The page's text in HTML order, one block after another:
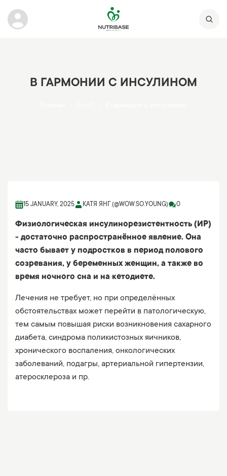
В ГАРМОНИИ С ИНСУЛИНОМ
15 JANUARY, 2025 КАТЯ ЯНГ (@WOW.SO.YOUNG) 0
Физиологическая инсулинорезистентность (ИР)
- достаточно распространённое явление. Она
часто бывает у подростков в период полового
созревания, у беременных женщин, а также во
время ночного сна и на кетодиете.
Лечения не требует, но при определённых
обстоятельствах может перейти в патологическую,
тем самым повышая риски возникновения сахарного
диабета, синдрома поликистозных яичников,
хронического воспаления, онкологических
заболеваний, подагры, артериальной гипертензии,
атеросклероза и пр. ⠀